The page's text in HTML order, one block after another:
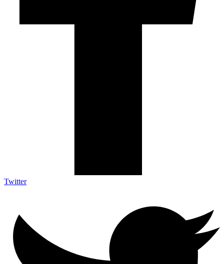
Twitter